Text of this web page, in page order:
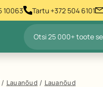
10063 Tartu +372 504 6101
Products
search
/ Lauanõud / Lauanõud